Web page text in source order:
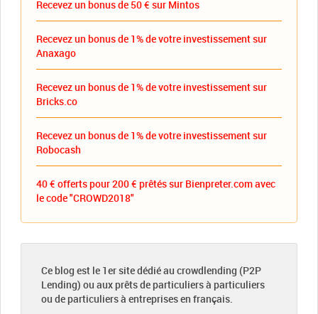
Recevez un bonus de 50 € sur Mintos
Recevez un bonus de 1% de votre investissement sur
Anaxago
Recevez un bonus de 1% de votre investissement sur
Bricks.co
Recevez un bonus de 1% de votre investissement sur
Robocash
40 € offerts pour 200 € prêtés sur Bienpreter.com avec
le code "CROWD2018"
Ce blog est le 1er site dédié au crowdlending (P2P
Lending) ou aux prêts de particuliers à particuliers
ou de particuliers à entreprises en français.